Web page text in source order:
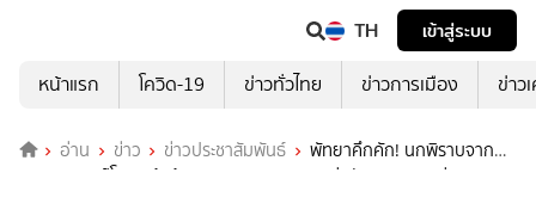
TH
เข้าสู่ระบบ
หน้าแรก
โควิด-19 ข่าวทั่วไทย ข่าวการเมือง ข่าว
อ่าน ข่าว ข่าวประชาสัมพันธ์
พัทยาคึกคัก! นกพิราบจาก
คูเวตซิวแชมป์โลก คว้าถ้วยพระราชทานฯ การแข่งขันนกพิราบแข่ง